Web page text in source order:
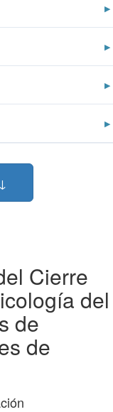
▶
▶
▶
▶
Cierre
del
de
de